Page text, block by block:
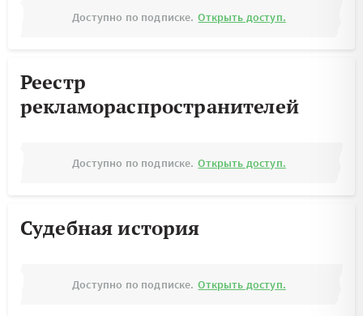
Доступно по подписке. Открыть доступ.
Реестр
рекламораспространителей
Доступно по подписке. Открыть доступ.
Судебная история
Доступно по подписке. Открыть доступ.